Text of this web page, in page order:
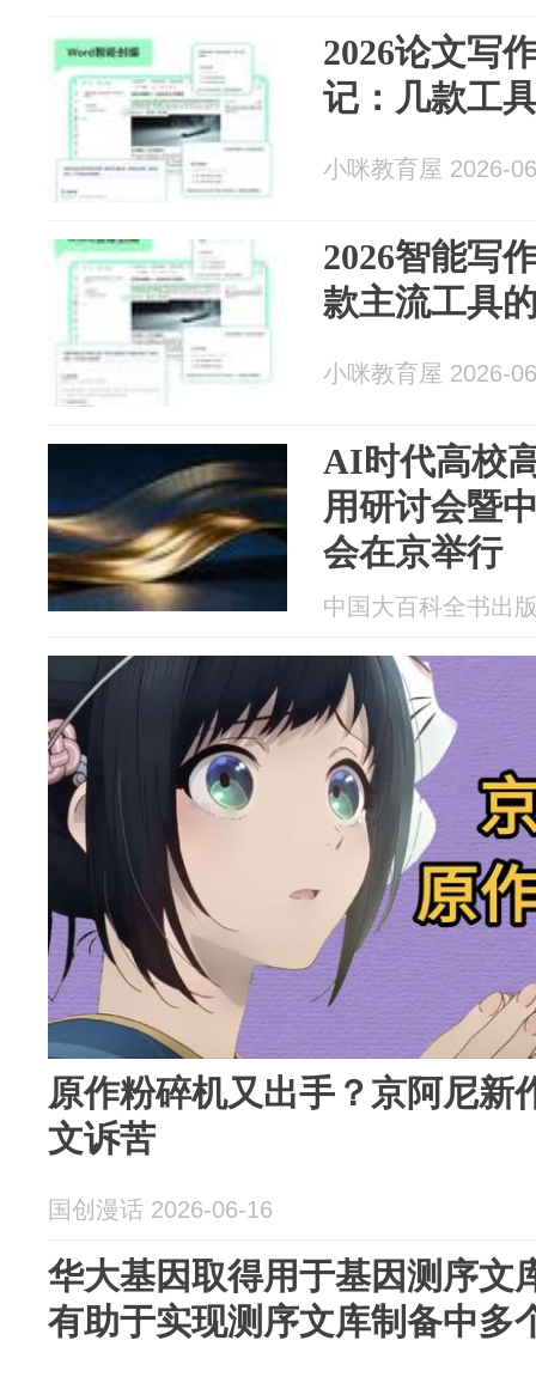
2026论文写
记：几款工
小咪教育屋 2026-
2026智能写
款主流工具
小咪教育屋 2026-
AI时代高校
用研讨会暨
会在京举行
中国大百科全书出
原作粉碎机又出手？京阿尼新
文诉苦
国创漫话 2026-06-16
华大基因取得用于基因测序文
有助于实现测序文库制备中多